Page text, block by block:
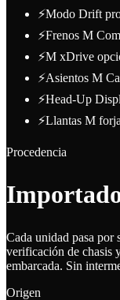
⚡Modo Drift
⚡Frenos M
⚡M xDrive
⚡Asientos M
⚡Head-Up
⚡Llantas M
Procedencia
Cada unidad pasa por
verificación de chasis
embarcada. Sin
Origen